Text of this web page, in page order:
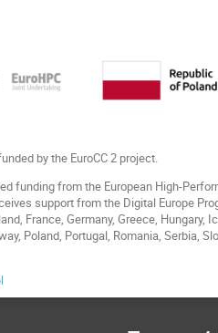
by the EuroCC 2 project.
funding from the European High-
support from the Digital Europe
France, Germany, Greece,
Poland, Portugal, Romania, Serbia,